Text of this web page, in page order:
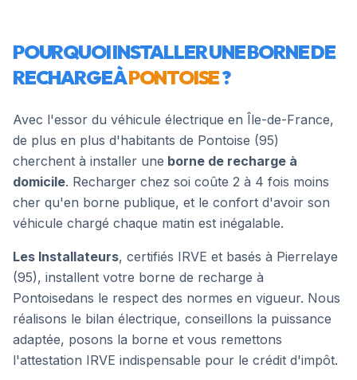
POURQUOI INSTALLER UNE BORNE DE
RECHARGE ÀPONTOISE?
Avec l'essor du véhicule électrique en Île-de-France,
de plus en plus d'habitants de Pontoise (95)
cherchent à installer une borne de recharge à
domicile. Recharger chez soi coûte 2 à 4 fois moins
cher qu'en borne publique, et le confort d'avoir son
véhicule chargé chaque matin est inégalable.
Les Installateurs, certifiés IRVE et basés à Pierrelaye
(95), installent votre borne de recharge à
Pontoisedans le respect des normes en vigueur. Nous
réalisons le bilan électrique, conseillons la puissance
adaptée, posons la borne et vous remettons
l'attestation IRVE indispensable pour le crédit d'impôt.